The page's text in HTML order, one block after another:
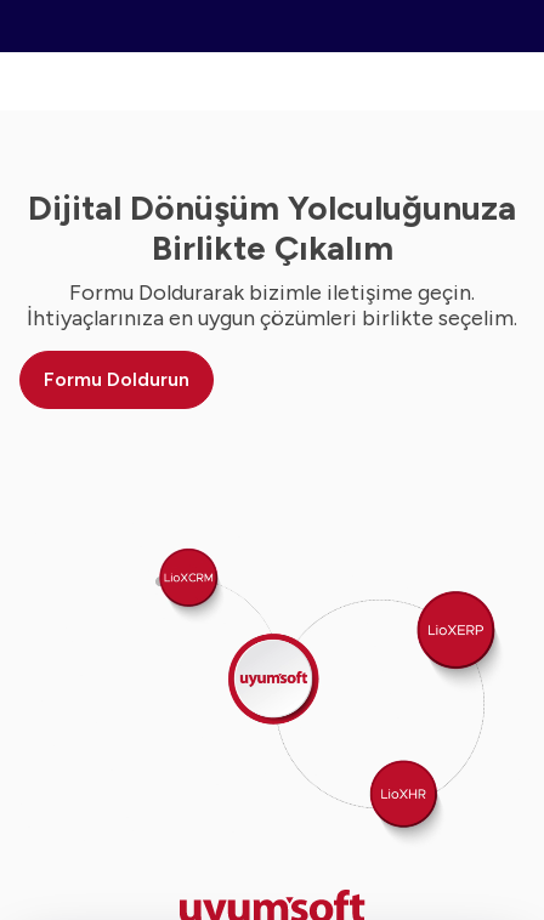
Dijital Dönüşüm Yolculuğunuza
Birlikte Çıkalım
Formu Doldurarak bizimle iletişime geçin.
İhtiyaçlarınıza en uygun çözümleri birlikte seçelim.
Formu Doldurun